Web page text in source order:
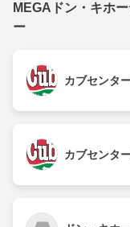
MEGAドン・キホ
ー
カブセンタ
カブセンタ